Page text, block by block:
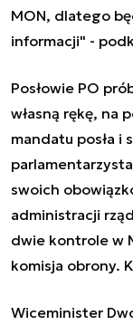
MON, dlatego
informacji" -
Posłowie PO
własną rękę, na
mandatu posła i
swoich
administracji
dwie kontrole w
komisja obrony.
Wiceminister